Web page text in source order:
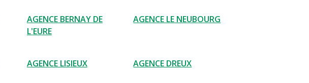
AGENCE BERNAY DE
L'EURE
AGENCE LE NEUBOURG
AGENCE LISIEUX AGENCE DREUX